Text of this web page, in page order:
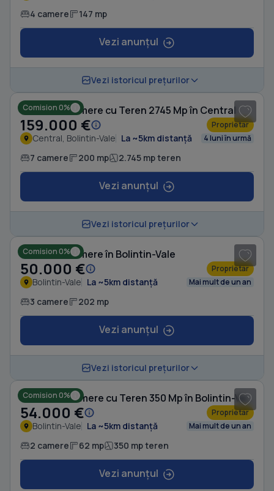
4 camere 147 mp
Vezi anunțul
Vezi istoricul prețurilor
Comision 0%
Casă cu 7 camere cu Teren 2745 Mp în Central
159.000 € Proprietar
Central, Bolintin-Vale La ~5km distanță 4 luni în urmă
7 camere 200 mp 2.745 mp teren
Vezi anunțul
Vezi istoricul prețurilor
Comision 0%
Casă cu 3 camere în Bolintin-Vale
50.000 € Proprietar
Bolintin-Vale La ~5km distanță Mai mult de un an
3 camere 202 mp
Vezi anunțul
Vezi istoricul prețurilor
Comision 0% Casă cu 2 camere cu Teren 350 Mp în Bolintin-Vale
54.000 € Proprietar
Bolintin-Vale La ~5km distanță Mai mult de un an
2 camere 62 mp 350 mp teren
Vezi anunțul